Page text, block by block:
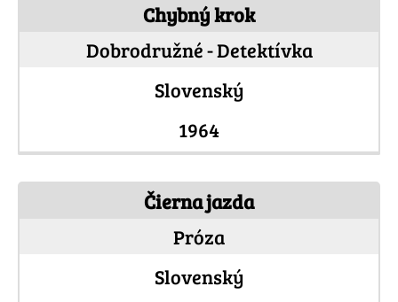
Chybný krok
Dobrodružné - Detektívka
Slovenský
1964
Čierna jazda
Próza
Slovenský